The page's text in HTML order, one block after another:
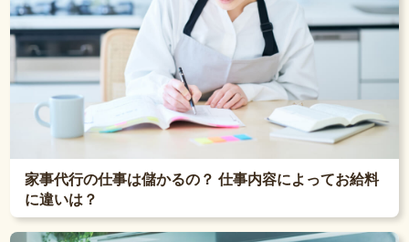
家事代行の仕事は儲かるの？ 仕事内容によってお給料
に違いは？